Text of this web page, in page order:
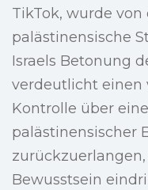
TikTok, wurde
palästinensische
Israels Betonung
verdeutlicht einen
Kontrolle über
palästinensischer
Bewusstsein